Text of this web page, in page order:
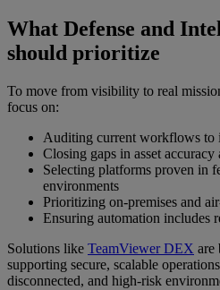
What Defense and
should prioritize
To move from visibility to real
focus on:
Auditing current workflows to
Closing gaps in asset
Selecting platforms proven in
environments
Prioritizing on-premises and
Ensuring automation includes
Solutions like TeamViewer DEX are
supporting secure, scalable
disconnected, and high-risk